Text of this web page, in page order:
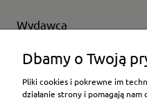
Wydawca
Wybierz producenta
Dbamy o Twoją
Pliki cookies i pokrewne im
działanie strony i pomagają